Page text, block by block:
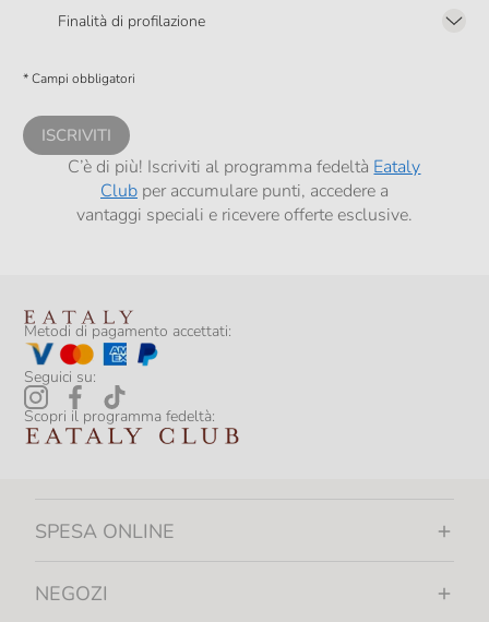
Finalità di profilazione
comunicazioni commerciali personalizzate, in caso di consenso prestato ai
* Campi obbligatori
ISCRIVITI
C’è di più! Iscriviti al programma fedeltà Eataly
Clubper accumulare punti, accedere a
vantaggi speciali e ricevere offerte esclusive.
Metodi di pagamento accettati:
Seguici su:
Scopri il programma fedeltà:
SPESA ONLINE
NEGOZI